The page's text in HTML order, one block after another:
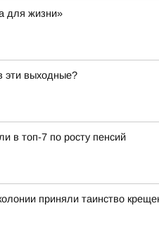
для жизни»
эти выходные?
в топ-7 по росту пенсий
приняли таинство